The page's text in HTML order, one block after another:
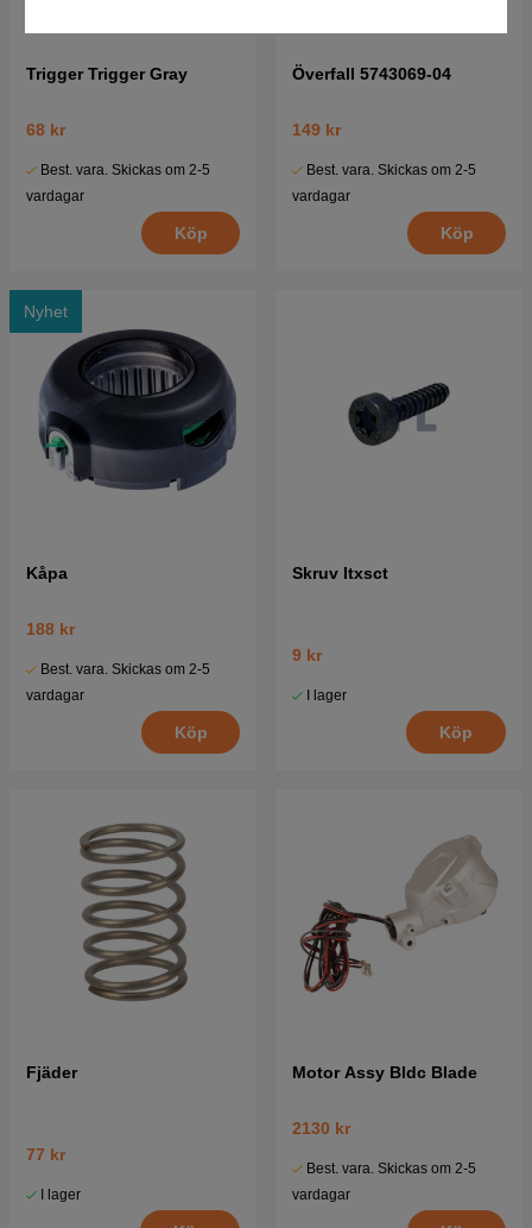
Trigger Trigger Gray
68 kr
Best. vara. Skickas om 2-5
vardagar
Köp
Överfall 5743069-04
149 kr
Best. vara. Skickas om 2-5
vardagar
Köp
Nyhet
Kåpa
188 kr
Best. vara. Skickas om 2-5
vardagar
Köp
Skruv Itxsct
9 kr
I lager
Köp
Fjäder
77 kr
I lager
Motor Assy Bldc Blade
2130 kr
Best. vara. Skickas om 2-5
vardagar